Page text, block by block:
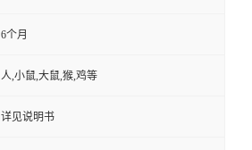
6个月
人,小鼠,大鼠,猴,鸡等
详见说明书